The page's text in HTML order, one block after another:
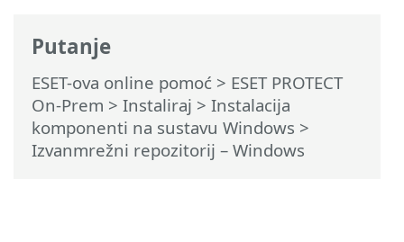
Putanje
ESET-ova online pomoć > ESET PROTECT
On-Prem > Instaliraj > Instalacija
komponenti na sustavu Windows >
Izvanmrežni repozitorij – Windows